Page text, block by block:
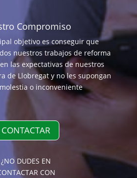
Compromiso
objetivo es conseguir que
nuestros trabajos de reforma
las expectativas de nuestros
de Llobregat y no les supongan
o inconveniente
CONTACTAR
¿NO DUDES EN
CON